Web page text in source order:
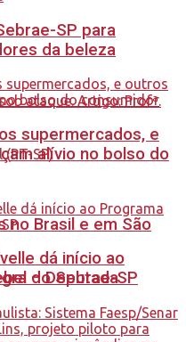
no Brasil e em São
– Deputada
SP para
da beleza
supermercados, e
alívio no bolso do
dá início ao
do Sebrae-SP